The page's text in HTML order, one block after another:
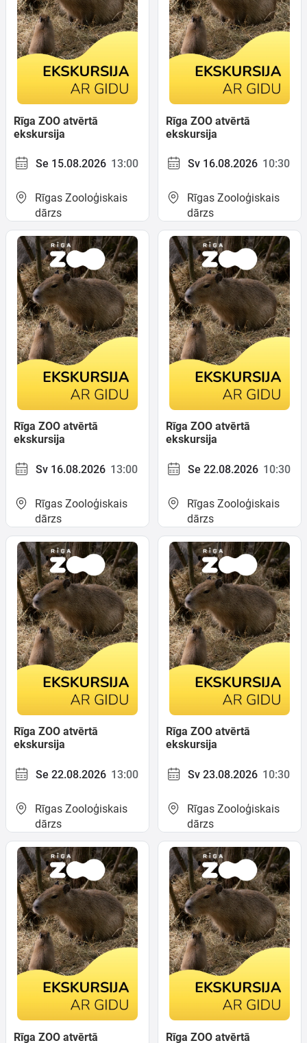
Rīga ZOO atvērtā
ekskursija
Se 15.08.2026 13:00
Rīgas Zooloģiskais
dārzs
Rīga ZOO atvērtā
ekskursija
Sv 16.08.2026 10:30
Rīgas Zooloģiskais
dārzs
Rīga ZOO atvērtā
ekskursija
Sv 16.08.2026 13:00
Rīgas Zooloģiskais
dārzs
Rīga ZOO atvērtā
ekskursija
Se 22.08.2026 10:30
Rīgas Zooloģiskais
dārzs
Rīga ZOO atvērtā
ekskursija
Se 22.08.2026 13:00
Rīgas Zooloģiskais
dārzs
Rīga ZOO atvērtā
ekskursija
Sv 23.08.2026 10:30
Rīgas Zooloģiskais
dārzs
Rīga ZOO atvērtā Rīga ZOO atvērtā